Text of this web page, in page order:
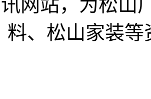
讯网站，为松山
料、松山家装